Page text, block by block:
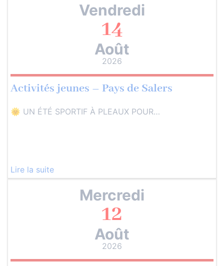
Vendredi
14
Août
2026
Activités jeunes – Pays de Salers
🌞 UN ÉTÉ SPORTIF À PLEAUX POUR…
Lire la suite
Mercredi
12
Août
2026